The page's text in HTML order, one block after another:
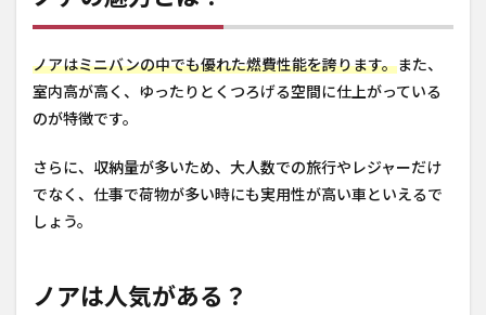
ノアはミニバンの中でも優れた燃費性能を誇ります。また、
室内高が高く、ゆったりとくつろげる空間に仕上がっている
のが特徴です。
さらに、収納量が多いため、大人数での旅行やレジャーだけ
でなく、仕事で荷物が多い時にも実用性が高い車といえるで
しょう。
ノアは人気がある？